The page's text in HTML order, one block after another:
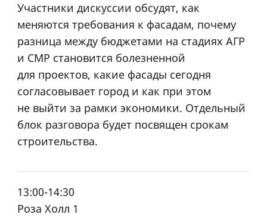
Участники дискуссии обсудят, как
меняются требования к фасадам, почему
разница между бюджетами на стадиях АГР
и СМР становится болезненной
для проектов, какие фасады сегодня
согласовывает город и как при этом
не выйти за рамки экономики. Отдельный
блок разговора будет посвящен срокам
строительства.
13:00-14:30
Роза Холл 1